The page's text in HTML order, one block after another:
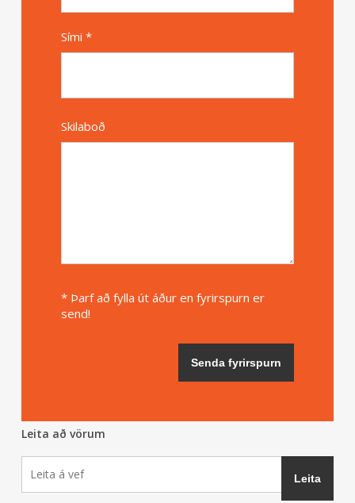
Sími *
Skilaboð
* Þarf að fylla út áður en fyrirspurn er
send!
Leita að vörum